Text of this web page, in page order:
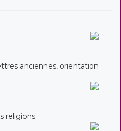
anciennes, orientation
religions